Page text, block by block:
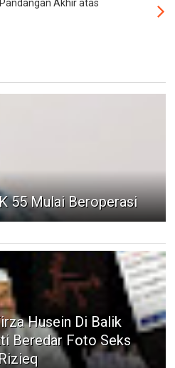
Akhir atas
55 Mulai Beroperasi
Husein Di Balik
Beredar Foto Seks